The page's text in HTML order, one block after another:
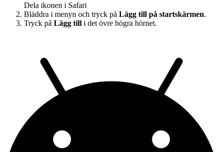
Dela ikonen i Safari
Bläddra i menyn och tryck på Lägg till på startskärmen.
Tryck på Lägg till i det övre högra hörnet.